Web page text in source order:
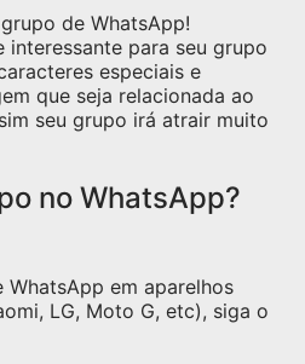
de WhatsApp!
interessante para seu grupo
especiais e
que seja relacionada ao
seu grupo irá atrair muito
no WhatsApp?
em aparelhos
LG, Moto G, etc), siga o